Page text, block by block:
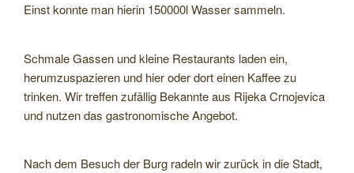
Einst konnte man hierin 150000l Wasser sammeln.
Schmale Gassen und kleine Restaurants laden ein,
herumzuspazieren und hier oder dort einen Kaffee zu
trinken. Wir treffen zufällig Bekannte aus Rijeka Crnojevica
und nutzen das gastronomische Angebot.
Nach dem Besuch der Burg radeln wir zurück in die Stadt,